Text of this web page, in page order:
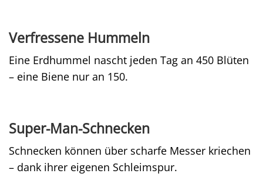
Verfressene Hummeln
Eine Erdhummel nascht jeden Tag an 450 Blüten
– eine Biene nur an 150.
Super-Man-Schnecken
Schnecken können über scharfe Messer kriechen
– dank ihrer eigenen Schleimspur.